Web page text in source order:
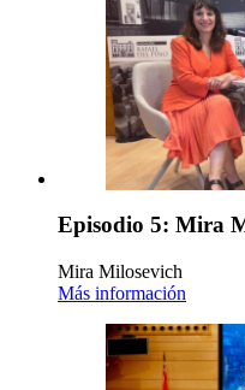
Episodio 5: Mira
Mira Milosevich
Más información